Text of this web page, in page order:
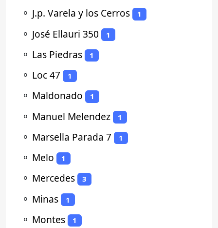
⚬ J.p. Varela y los Cerros 1
⚬ José Ellauri 350 1
⚬ Las Piedras 1
⚬ Loc 47 1
⚬ Maldonado 1
⚬ Manuel Melendez 1
⚬ Marsella Parada 7 1
⚬ Melo 1
⚬ Mercedes 3
⚬ Minas 1
⚬ Montes 1